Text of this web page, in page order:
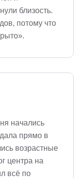
близость.
потому что
начались
прямо в
возрастные
центра на
всё по